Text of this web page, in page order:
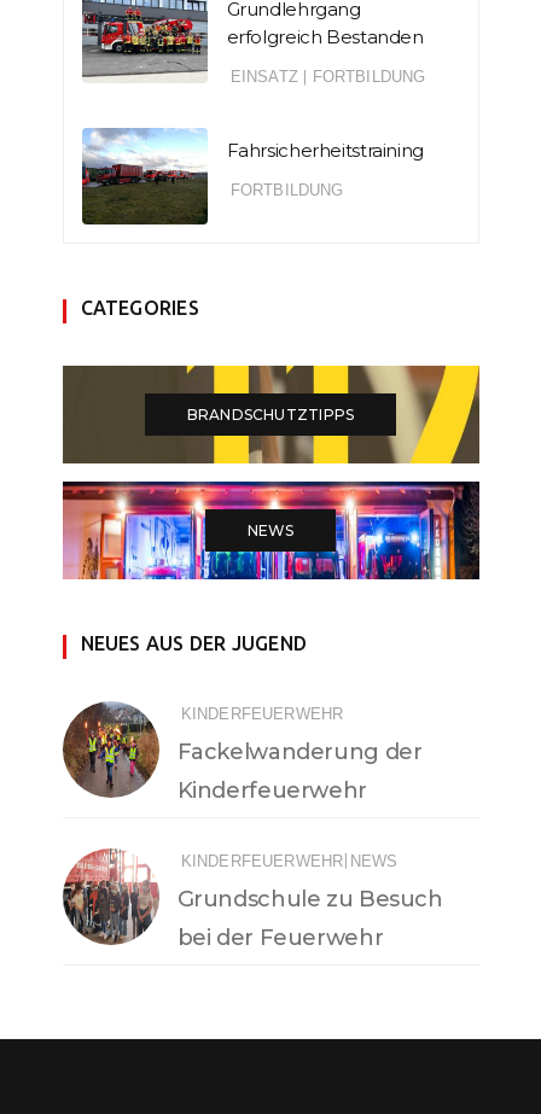
Grundlehrgang
erfolgreich Bestanden
EINSATZ FORTBILDUNG
Fahrsicherheitstraining
FORTBILDUNG
CATEGORIES
BRANDSCHUTZTIPPS
NEWS
NEUES AUS DER JUGEND
KINDERFEUERWEHR
Fackelwanderung der
Kinderfeuerwehr
KINDERFEUERWEHR NEWS
Grundschule zu Besuch
bei der Feuerwehr